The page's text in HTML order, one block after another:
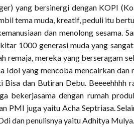
yang bersinergi dengan KOPI
tema muda, kreatif, peduli itu
dan menolong sesama.
1000 generasi muda yang
remaja, mereka yang berseragam
Idol yang mencoba mencairkan dan
dan Butiran Debu. Beeeehhhh
bekerjasama dengan rumah
PMI juga yaitu Acha Septriasa.
dan penulisnya yaitu Adhitya Mulya.